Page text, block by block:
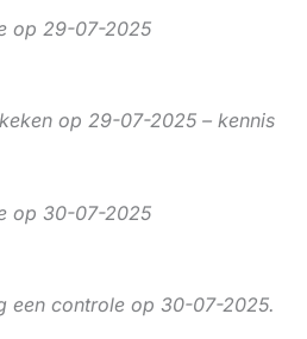
op 29-07-2025
op 29-07-2025 – kennis
op 30-07-2025
een controle op 30-07-2025.